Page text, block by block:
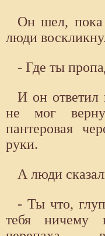
Он шел, пока
люди
- Где ты
И он ответил
не мог
пантеровая
руки.
А люди
- Ты что,
тебя ничему